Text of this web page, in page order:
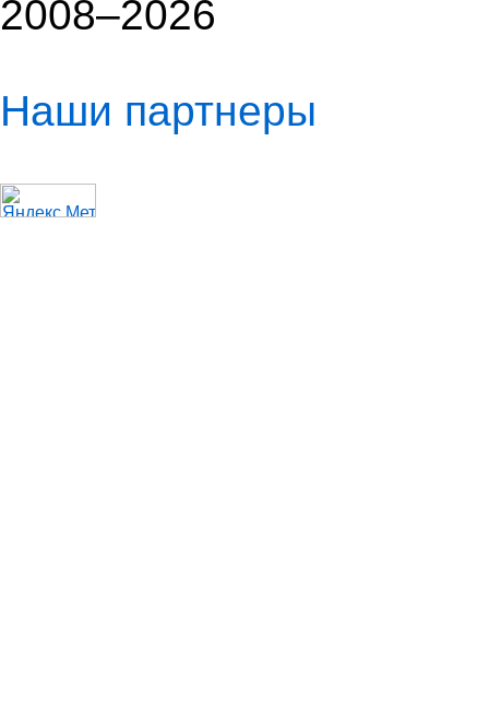
2008–2026
Наши партнеры